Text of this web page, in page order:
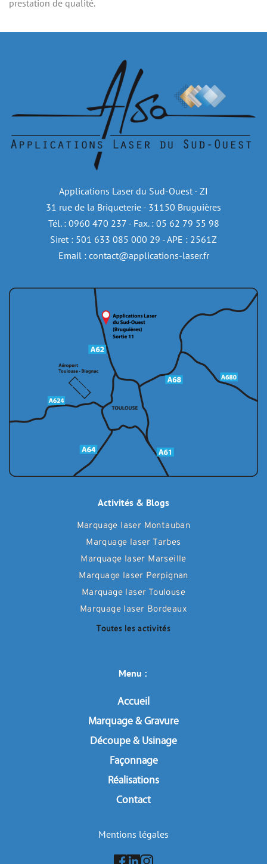
prestation de qualité.
Applications Laser du Sud-Ouest - ZI
31 rue de la Briqueterie - 31150 Bruguières
Tél. : 0960 470 237 - Fax. : 05 62 79 55 98
Siret : 501 633 085 000 29 - APE : 2561Z
Email : contact@applications-laser.fr
Activités & Blogs
Marquage laser Montauban
Marquage laser Tarbes
Marquage laser Marseille
Marquage laser Perpignan
Marquage laser Toulouse
Marquage laser Bordeaux
Toutes les activités
Menu :
Accueil
Marquage & Gravure
Découpe & Usinage
Façonnage
Réalisations
Contact
Mentions légales